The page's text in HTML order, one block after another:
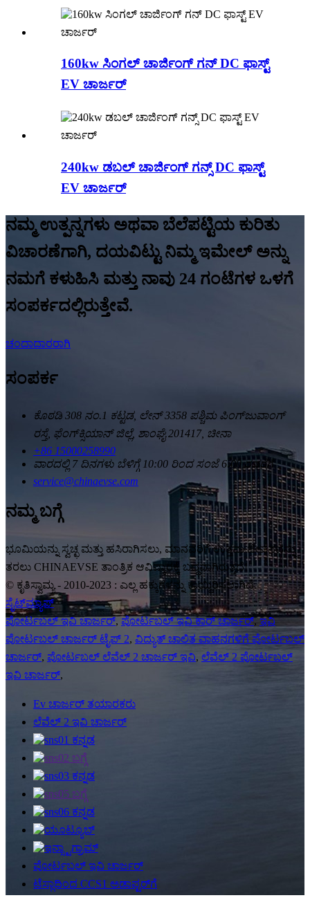
160kw ಸಿಂಗಲ್ ಚಾರ್ಜಿಂಗ್ ಗನ್ DC ಫಾಸ್ಟ್
EV ಚಾರ್ಜರ್
240kw ಡಬಲ್ ಚಾರ್ಜಿಂಗ್ ಗನ್ಸ್ DC ಫಾಸ್ಟ್
EV ಚಾರ್ಜರ್
ನಮ್ಮ ಉತ್ಪನ್ನಗಳು ಅಥವಾ ಬೆಲೆಪಟ್ಟಿಯ ಕುರಿತು
ವಿಚಾರಣೆಗಾಗಿ, ದಯವಿಟ್ಟು ನಿಮ್ಮ ಇಮೇಲ್ ಅನ್ನು
ನಮಗೆ ಕಳುಹಿಸಿ ಮತ್ತು ನಾವು 24 ಗಂಟೆಗಳ ಒಳಗೆ
ಸಂಪರ್ಕದಲ್ಲಿರುತ್ತೇವೆ.
ಚಂದಾದಾರರಾಗಿ
ಸಂಪರ್ಕ
ಕೊಠಡಿ 308 ನಂ.1 ಕಟ್ಟಡ, ಲೇನ್ 3358 ಪಶ್ಚಿಮ ಪಿಂಗ್‌ಜುವಾಂಗ್
ರಸ್ತೆ, ಫೆಂಗ್‌ಕ್ಸಿಯಾನ್ ಜಿಲ್ಲೆ, ಶಾಂಘೈ 201417, ಚೀನಾ
+86 15000258990
ವಾರದಲ್ಲಿ 7 ದಿನಗಳು ಬೆಳಿಗ್ಗೆ 10:00 ರಿಂದ ಸಂಜೆ 6:00 ರವರೆಗೆ
service@chinaevse.com
ನಮ್ಮ ಬಗ್ಗೆ
ಭೂಮಿಯನ್ನು ಸ್ವಚ್ಛ ಮತ್ತು ಹಸಿರಾಗಿಸಲು, ಮಾನವರಿಗೆ ಉತ್ತಮ ಜೀವನವನ್ನು
ತರಲು CHINAEVSE ತಾಂತ್ರಿಕ ಆವಿಷ್ಕಾರಕ್ಕೆ ಬದ್ಧವಾಗಿರುತ್ತದೆ!
© ಕೃತಿಸ್ವಾಮ್ಯ - 2010-2023 : ಎಲ್ಲ ಹಕ್ಕುಗಳನ್ನು ಕಾಯ್ದಿರಿಸಲಾಗಿದೆ.
ಸೈಟ್‌ಮ್ಯಾಪ್
ಪೋರ್ಟಬಲ್ ಇವಿ ಚಾರ್ಜರ್, ಪೋರ್ಟಬಲ್ ಇವಿ ಕಾರ್ ಚಾರ್ಜರ್,ಇವಿ
ಪೋರ್ಟಬಲ್ ಚಾರ್ಜರ್ ಟೈಪ್ 2, ವಿದ್ಯುತ್ ಚಾಲಿತ ವಾಹನಗಳಿಗೆ ಪೋರ್ಟಬಲ್
ಚಾರ್ಜರ್, ಪೋರ್ಟಬಲ್ ಲೆವೆಲ್ 2 ಚಾರ್ಜರ್ ಇವಿ, ಲೆವೆಲ್ 2 ಪೋರ್ಟಬಲ್
ಇವಿ ಚಾರ್ಜರ್,
Ev ಚಾರ್ಜರ್ ತಯಾರಕರು
ಲೆವೆಲ್ 2 ಇವಿ ಚಾರ್ಜರ್
ಪೋರ್ಟಬಲ್ ಇವಿ ಚಾರ್ಜರ್
ಟೆಸ್ಲಾದಿಂದ CCS1 ಅಡಾಪ್ಟರ್‌ಗೆ